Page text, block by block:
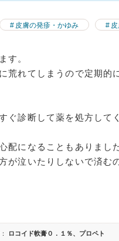
皮膚の発疹・かゆみ
す。
荒れてしまうので定期的
ぐ診断して薬を処方して
配になることもありまし
が泣いたりしないで済む
ロコイド軟膏０．１％、プロペト